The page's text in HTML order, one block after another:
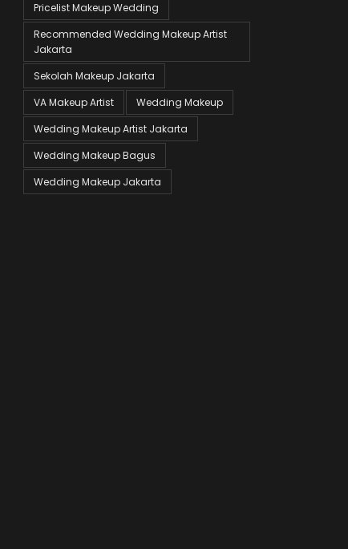
Pricelist Makeup Wedding
Recommended Wedding Makeup Artist
Jakarta
Sekolah Makeup Jakarta
VA Makeup Artist
Wedding Makeup
Wedding Makeup Artist Jakarta
Wedding Makeup Bagus
Wedding Makeup Jakarta